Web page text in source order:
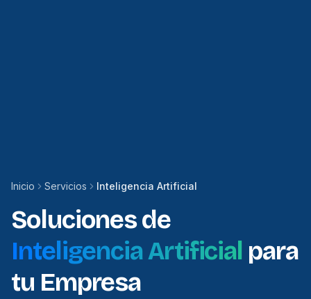
Inicio Servicios Inteligencia Artificial
Soluciones de
Inteligencia Artificial para
tu Empresa